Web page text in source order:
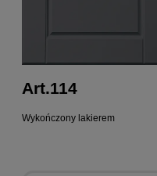
Art.114
Wykończony lakierem